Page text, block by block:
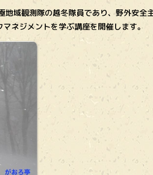
域観測隊の越冬隊員であり、野外安全
ネジメントを学ぶ講座を開催します。